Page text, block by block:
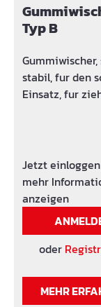
Typ B
Gummiwischer,
stabil, fur den
Einsatz, fur
Verteilen von
zum
Einschlemmen
Strasendecken,
Pflaster und
die Reinigung
von Schmutz
Schneematsch.
Jetzt
mehr
anzeigen
oder
MEHR